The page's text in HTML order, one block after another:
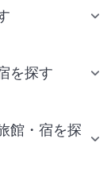
を探す
館・宿を探